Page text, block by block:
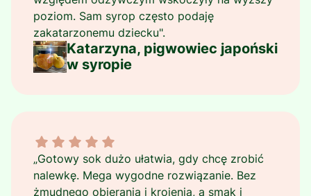
poziom. Sam syrop często podaję
zakatarzonemu dziecku".
Katarzyna, pigwowiec japoński
w syropie
Sławomir, sok NFC z pigwowca dał ocenę: 5
„Gotowy sok dużo ułatwia, gdy chcę zrobić
nalewkę. Mega wygodne rozwiązanie. Bez
żmudnego obierania i krojenia, a smak i